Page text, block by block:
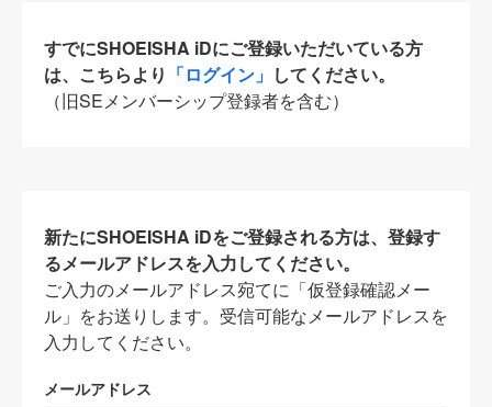
すでにSHOEISHA iDにご登録いただいている方
は、こちらより 「ログイン」 してください。
（旧SEメンバーシップ登録者を含む）
新たにSHOEISHA iDをご登録される方は、登録す
るメールアドレスを入力してください。
ご入力のメールアドレス宛てに「仮登録確認メー
ル」をお送りします。受信可能なメールアドレスを
入力してください。
メールアドレス